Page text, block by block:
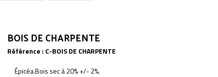
BOIS DE CHARPENTE
Référence : C-BOIS DE CHARPENTE
Épicéa.Bois sec à 20% +/- 2%.